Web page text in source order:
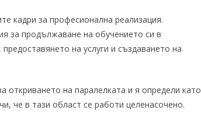
кадри за професионална реализация.
за продължаване на обучението си в
на услуги и създаването на
откриването на паралелката и я определи като
че в тази област се работи целенасочено.